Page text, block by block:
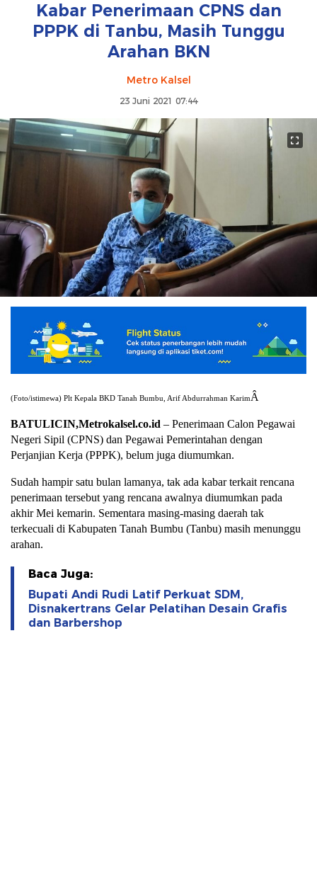
Kabar Penerimaan CPNS dan
PPPK di Tanbu, Masih Tunggu
Arahan BKN
Metro Kalsel
23 Juni 2021 07:44
(Foto/istimewa) Plt Kepala BKD Tanah Bumbu, Arif Abdurrahman KarimÂ
BATULICIN,Metrokalsel.co.id – Penerimaan Calon Pegawai
Negeri Sipil (CPNS) dan Pegawai Pemerintahan dengan
Perjanjian Kerja (PPPK), belum juga diumumkan.
Sudah hampir satu bulan lamanya, tak ada kabar terkait rencana
penerimaan tersebut yang rencana awalnya diumumkan pada
akhir Mei kemarin. Sementara masing-masing daerah tak
terkecuali di Kabupaten Tanah Bumbu (Tanbu) masih menunggu
arahan.
Baca Juga:
Bupati Andi Rudi Latif Perkuat SDM,
Disnakertrans Gelar Pelatihan Desain Grafis
dan Barbershop